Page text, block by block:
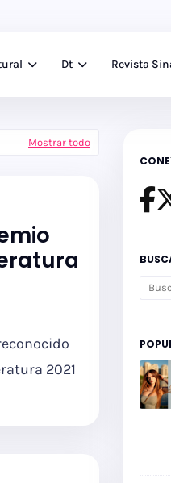
Dt Revista
Mostrar todo
2021